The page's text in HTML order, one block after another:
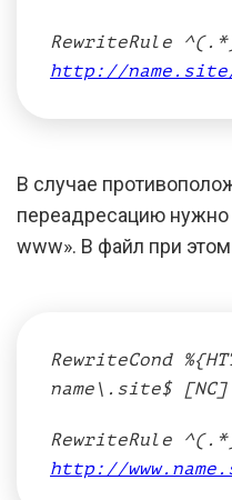
RewriteRule
http://
В случае
переадресацию нужно
www». В файл при
RewriteCond
name\.site$ [NC]
RewriteRule
http://